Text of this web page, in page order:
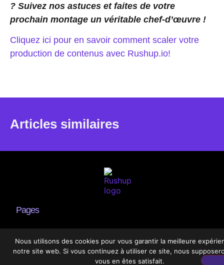
? Suivez nos astuces et faites de votre
prochain montage un véritable chef-d’œuvre !
Cliquez ici pour en savoir comment scaler votre
production de contenus avec Rushup.io!
Articles similaires
Pages
Accueil
Services
Nous utilisons des cookies pour vous garantir la meilleure
notre site web. Si vous continuez à utiliser ce site, nous
vous en êtes satisfait.